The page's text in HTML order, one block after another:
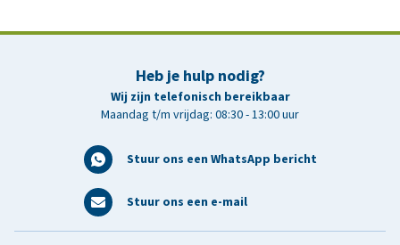
Heb je hulp nodig?
Wij zijn telefonisch bereikbaar
Maandag t/m vrijdag: 08:30 - 13:00 uur
Stuur ons een WhatsApp bericht
Stuur ons een e-mail